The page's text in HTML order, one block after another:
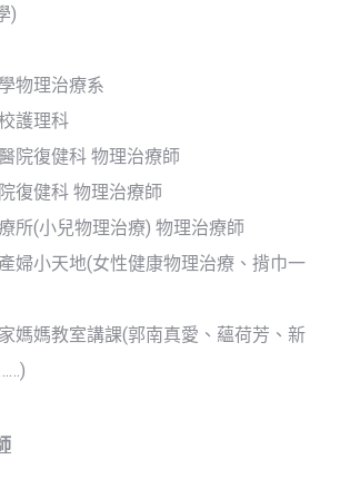
)
物理治療系
護理科
院復健科 物理治療師
復健科 物理治療師
所(小兒物理治療) 物理治療師
婦小天地(女性健康物理治療、揹巾一
媽媽教室講課(郭南真愛、蘊荷芳、新